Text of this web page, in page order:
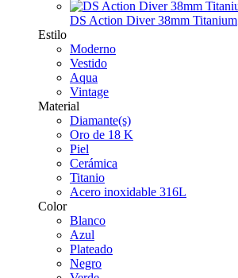
DS Action Diver 38mm Titanium
Estilo
Moderno
Vestido
Aqua
Vintage
Material
Diamante(s)
Oro de 18 K
Piel
Cerámica
Titanio
Acero inoxidable 316L
Color
Blanco
Azul
Plateado
Negro